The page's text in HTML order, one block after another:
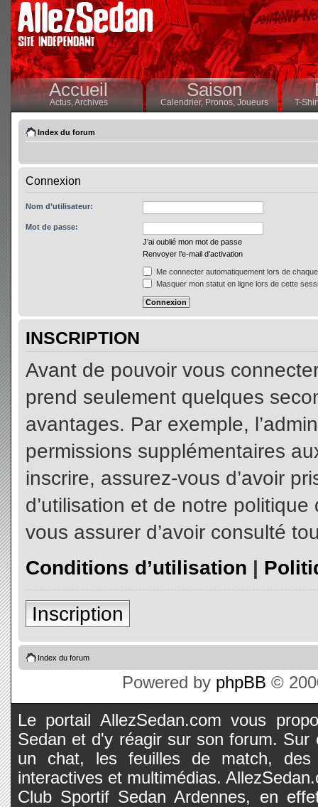
Accueil
Actus,Archives
Saison
Calendrier,Pronos, Joueurs T-
Index du forum
Connexion
Nom d’utilisateur:
Mot de passe:
J’ai oublié mon mot de passe
Renvoyer l’e-mail d’activation
Me connecter automatiquement lors de
Masquer mon statut en ligne lors de cette
INSCRIPTION
Avant de pouvoir vous
prend seulement quelques
avantages. Par exemple,
permissions supplémentaires
inscrire, assurez-vous d’avoir
d’utilisation et de notre
vous assurer d’avoir consulté
Conditions d’utilisation |
Inscription
Index du forum
Powered by phpBB ©
Le portail AllezSedan.com vous
Sedan et d'y réagir sur son forum.
un chat, les feuilles de match, des
interactives et multimédias.
Club Sportif Sedan Ardennes, en